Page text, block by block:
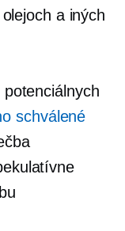
a iných
schválené